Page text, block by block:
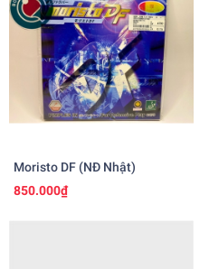
Moristo DF (NĐ Nhật)
850.000₫